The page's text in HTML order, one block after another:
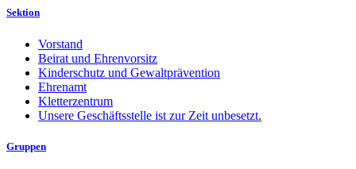
Sektion
Vorstand
Beirat und Ehrenvorsitz
Kinderschutz und Gewaltprävention
Ehrenamt
Kletterzentrum
Unsere Geschäftsstelle ist zur Zeit unbesetzt.
Gruppen